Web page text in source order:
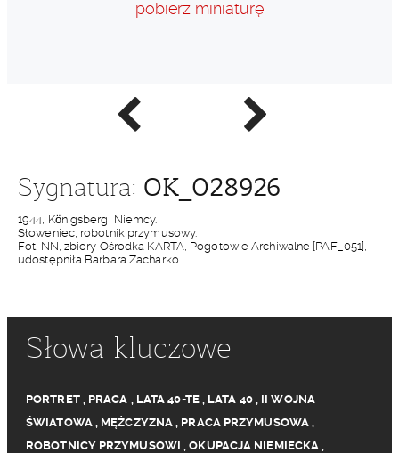
Poprzednie
zdjęcie
Następne
zdjęcie
pobierz miniaturę
Sygnatura: OK_028926
1944, Königsberg, Niemcy.
Słoweniec, robotnik przymusowy.
Fot. NN, zbiory Ośrodka KARTA, Pogotowie Archiwalne [PAF_051],
udostępniła Barbara Zacharko
Słowa kluczowe
PORTRET, PRACA , LATA 40-TE, LATA 40, II WOJNA
ŚWIATOWA, MĘŻCZYZNA , PRACA PRZYMUSOWA,
ROBOTNICY PRZYMUSOWI ,OKUPACJA NIEMIECKA ,